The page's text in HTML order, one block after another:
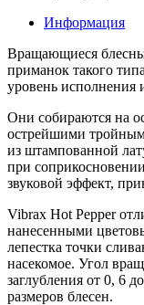
Информация
Вращающиеся
приманок такого
уровень исполнения
Они собираются на
острейшими
из штампованной
при
звуковой эффект,
Vibrax Hot Pepper
нанесенными
лепестка точки
насекомое. Угол
заглубления от 0, 6
размеров блесен.